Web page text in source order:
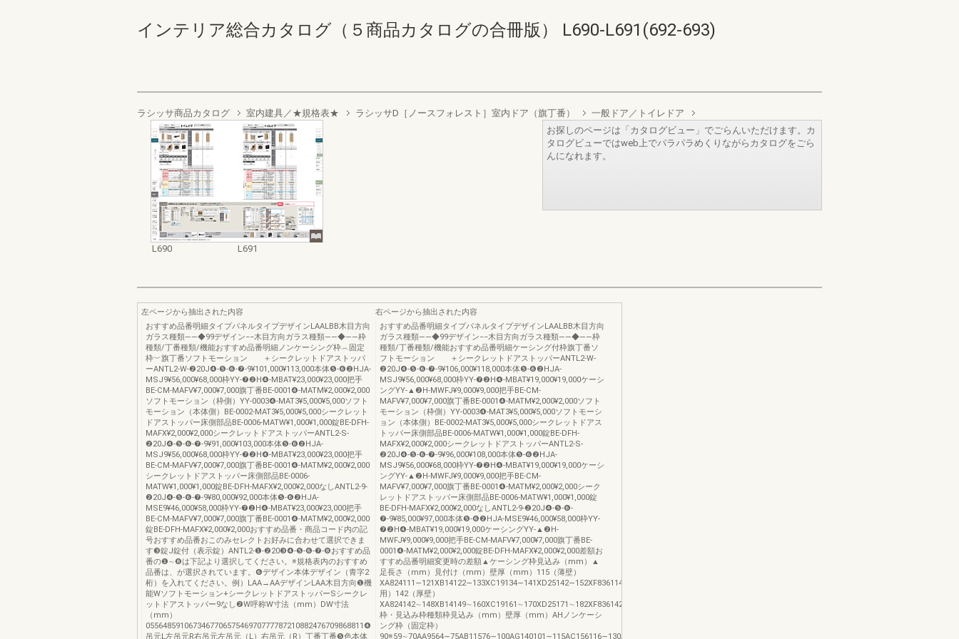
インテリア総合カタログ（５商品カタログの合冊版） L690-L691(692-693)
ラシッサ商品カタログ 室内建具／★規格表★ ラシッサD［ノースフォレスト］室内ドア（旗丁番） 一般ドア／トイレドア
L690 L691
お探しのページは「カタログビュー」でごらんいただけます。カ
タログビューではweb上でパラパラめくりながらカタログをごら
んになれます。
左ページから抽出された内容
おすすめ品番明細タイプパネルタイプデザインLAALBB木目方向
ガラス種類――◆99デザイン−−木目方向ガラス種類――◆――枠
種類/丁番種類/機能おすすめ品番明細ノンケーシング枠︵固定
枠︶旗丁番ソフトモーション ＋シークレットドアストッパ
ーANTL2-W-❷20J❹-❺-❻-❼-9¥101,000¥113,000本体❺-❻❷HJA-
MSJ9¥56,000¥68,000枠YY-❼❷H❹-MBAT¥23,000¥23,000把手
BE-CM-MAFV¥7,000¥7,000旗丁番BE-0001❹-MATM¥2,000¥2,000
ソフトモーション（枠側）YY-0003❹-MAT3¥5,000¥5,000ソフト
モーション（本体側）BE-0002-MAT3¥5,000¥5,000シークレット
ドアストッパー床側部品BE-0006-MATW¥1,000¥1,000錠BE-DFH-
MAFX¥2,000¥2,000シークレットドアストッパーANTL2-S-
❷20J❹-❺-❻-❼-9¥91,000¥103,000本体❺-❻❷HJA-
MSJ9¥56,000¥68,000枠YY-❼❷H❹-MBAT¥23,000¥23,000把手
BE-CM-MAFV¥7,000¥7,000旗丁番BE-0001❹-MATM¥2,000¥2,000
シークレットドアストッパー床側部品BE-0006-
MATW¥1,000¥1,000錠BE-DFH-MAFX¥2,000¥2,000なしANTL2-9-
❷20J❹-❺-❻-❼-9¥80,000¥92,000本体❺-❻❷HJA-
MSE9¥46,000¥58,000枠YY-❼❷H❹-MBAT¥23,000¥23,000把手
BE-CM-MAFV¥7,000¥7,000旗丁番BE-0001❹-MATM¥2,000¥2,000
錠BE-DFH-MAFX¥2,000¥2,000おすすめ品番・商品コード内の記
号おすすめ品番おこのみセレクトお好みに合わせて選択できま
す❸錠J錠付（表示錠）ANTL2-❶-❷20❸❹-❺-❻-❼-❽おすすめ品
番の❶∼❽は下記より選択してください。※規格表内のおすすめ
品番は、が選択されています。❻デザイン本体デザイン（青字2
桁）を入れてください。例）LAA→AAデザインLAA木目方向❶機
能Wソフトモーション+シークレットドアストッパーSシークレ
ットドアストッパー9なし❷W呼称W寸法（mm）DW寸法
（mm）
055648591067346770657546970777787210882476709868811❹
吊元L左吊元R右吊元左吊元（L）右吊元（R）丁番丁番❺色本体
右ページから抽出された内容
おすすめ品番明細タイプパネルタイプデザインLAALBB木目方向
ガラス種類――◆99デザイン−−木目方向ガラス種類――◆――枠
種類/丁番種類/機能おすすめ品番明細ケーシング付枠旗丁番ソ
フトモーション ＋シークレットドアストッパーANTL2-W-
❷20J❹-❺-❻-❼-9¥106,000¥118,000本体❺-❻❷HJA-
MSJ9¥56,000¥68,000枠YY-❼❷H❹-MBAT¥19,000¥19,000ケーシ
ングYY-▲❷H-MWFJ¥9,000¥9,000把手BE-CM-
MAFV¥7,000¥7,000旗丁番BE-0001❹-MATM¥2,000¥2,000ソフト
モーション（枠側）YY-0003❹-MAT3¥5,000¥5,000ソフトモーシ
ョン（本体側）BE-0002-MAT3¥5,000¥5,000シークレットドアス
トッパー床側部品BE-0006-MATW¥1,000¥1,000錠BE-DFH-
MAFX¥2,000¥2,000シークレットドアストッパーANTL2-S-
❷20J❹-❺-❻-❼-9¥96,000¥108,000本体❺-❻❷HJA-
MSJ9¥56,000¥68,000枠YY-❼❷H❹-MBAT¥19,000¥19,000ケーシ
ングYY-▲❷H-MWFJ¥9,000¥9,000把手BE-CM-
MAFV¥7,000¥7,000旗丁番BE-0001❹-MATM¥2,000¥2,000シーク
レットドアストッパー床側部品BE-0006-MATW¥1,000¥1,000錠
BE-DFH-MAFX¥2,000¥2,000なしANTL2-9-❷20J❹-❺-❻-
❼-9¥85,000¥97,000本体❺-❻❷HJA-MSE9¥46,000¥58,000枠YY-
❼❷H❹-MBAT¥19,000¥19,000ケーシングYY-▲❷H-
MWFJ¥9,000¥9,000把手BE-CM-MAFV¥7,000¥7,000旗丁番BE-
0001❹-MATM¥2,000¥2,000錠BE-DFH-MAFX¥2,000¥2,000差額お
すすめ品番明細変更時の差額▲ケーシング枠見込み（mm）▲
足長さ（mm）見付け（mm）壁厚（mm）115（薄壁）
XA824111∼121XB14122∼133XC19134∼141XD25142∼152XF836114（2×4
用）142（厚壁）
XA824142∼148XB14149∼160XC19161∼170XD25171∼182XF836142∼148❼
枠・見込み枠種類枠見込み（mm）壁厚（mm）AHノンケーシ
ング枠（固定枠）
90※59∼70AA9564∼75AB11576∼100AG140101∼115AC156116∼130AD171131∼145AE180146∼160BA